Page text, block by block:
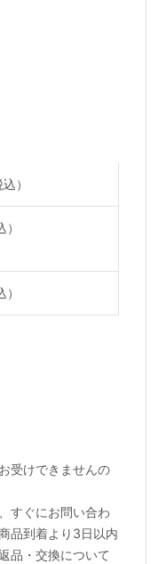
）
受けできませんの
すぐにお問い合わ
品到着より3日以内
品・交換について